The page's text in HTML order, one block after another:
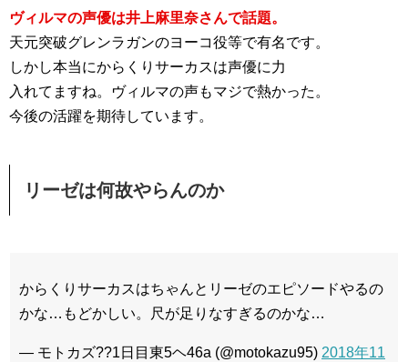
ヴィルマの声優は井上麻里奈さんで話題。
天元突破グレンラガンのヨーコ役等で有名です。
しかし本当にからくりサーカスは声優に力
入れてますね。ヴィルマの声もマジで熱かった。
今後の活躍を期待しています。
リーゼは何故やらんのか
からくりサーカスはちゃんとリーゼのエピソードやるの
かな…もどかしい。尺が足りなすぎるのかな…
— モトカズ??1日目東5ヘ46a (@motokazu95) 2018年11